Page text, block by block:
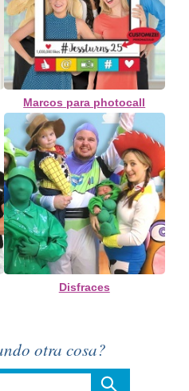
Marcos para photocall
Disfraces
otra cosa?